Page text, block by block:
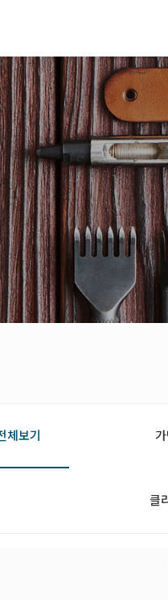
용안내
수선절차안내
수선품목
자주묻는 질문
투엘세탁
협력
지정
주요
체보기
클